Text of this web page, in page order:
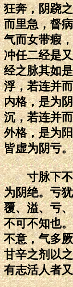
狂奔，阴跷
而里急，督
气而女带瘕
冲任二经是
经之脉其如
浮，若连并
内格，是为
沉，若连并
外格，是为
皆虚为阴亏。
寸脉下不至
为阴绝。亏
覆、溢、亏
不可不知也
不意，气多
甘辛之剂以
有志活人者